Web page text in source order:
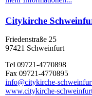
Citykirche
Friedenstraße 25
97421 Schweinfurt
Tel 09721-4770898
Fax 09721-4770895
info@citykirche-
www.citykirche-